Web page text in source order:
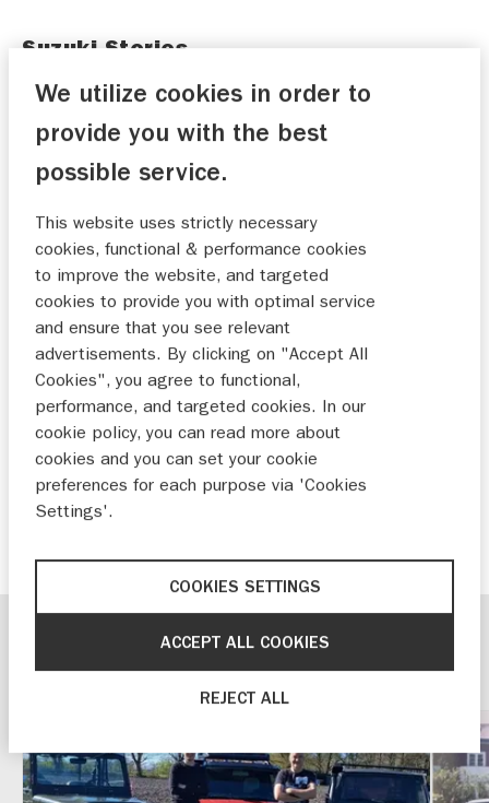
Suzuki Stories
Een ode aan het plezier van de afgelopen 60
gaat.
100 inzendingen ontvangen van Suzuki
bezitters. Speciale momenten waar Suzuki
onderdeel van was. En bijzondere
herinneringen. Van eerste auto’s tot laatste
vakanties met het hele gezin. En van
boottochten bij zonsopkomst tot met de motor
de ondergaande zon tegemoet rijden. Heel
2026 gaan we de leukste klantverhalen met
jullie delen. Houd deze pagina en onze social
kanalen in de gaten!
LEES ALLE SUZUKI AUTO STORIES
We utilize cookies in order to
provide you with the best
possible service.
This website uses strictly necessary
cookies, functional & performance cookies
to improve the website, and targeted
cookies to provide you with optimal service
and ensure that you see relevant
advertisements. By clicking on "Accept All
Cookies", you agree to functional,
performance, and targeted cookies. In our
cookie policy, you can read more about
cookies and you can set your cookie
preferences for each purpose via 'Cookies
Settings'.
COOKIES SETTINGS
REJECT ALL
ACCEPT ALL COOKIES